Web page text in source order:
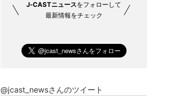
J-CASTニュースをフォローして
最新情報をチェック
@jcast_newsさんのツイート